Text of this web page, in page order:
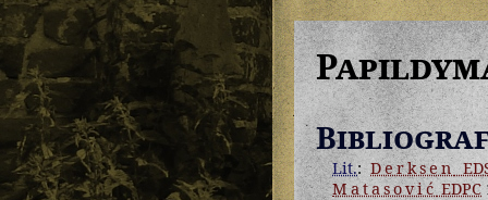
Lit.:Derksen
MatasovićEDPC